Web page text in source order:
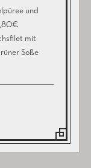
und
mit
Soße